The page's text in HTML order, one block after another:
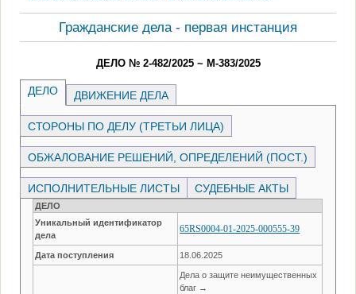
Гражданские дела - первая инстанция
ДЕЛО № 2-482/2025 ~ М-383/2025
ДЕЛО ДВИЖЕНИЕ ДЕЛА
СТОРОНЫ ПО ДЕЛУ (ТРЕТЬИ ЛИЦА)
ОБЖАЛОВАНИЕ РЕШЕНИЙ, ОПРЕДЕЛЕНИЙ (ПОСТ.)
ИСПОЛНИТЕЛЬНЫЕ ЛИСТЫ СУДЕБНЫЕ АКТЫ
ДЕЛО
Уникальный идентификатор
дела
65RS0004-01-2025-000555-39
Дата поступления 18.06.2025
Дела о защите неимущественных
благ →